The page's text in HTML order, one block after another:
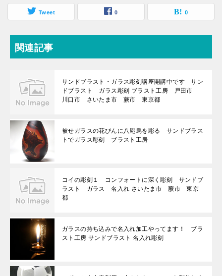
Tweet 0 0
関連記事
サンドブラスト・ガラス彫刻講座開講中です サン
ドブラスト ガラス彫刻 ブラスト工房 戸田市
川口市 さいたま市 蕨市 東京都
被せガラスの花びんに八咫烏を彫る サンドブラス
トでガラス彫刻 ブラスト工房
コイの彫刻１ コンフォートに深く彫刻 サンドブ
ラスト ガラス 名入れ さいたま市 蕨市 東京
都
ガラスの持ち込みで名入れ加工やってます！ ブラ
スト工房 サンドブラスト 名入れ彫刻